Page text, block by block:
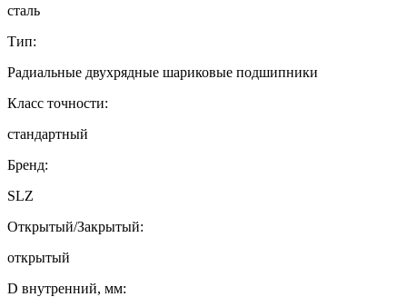
сталь
Тип:
Радиальные двухрядные шариковые подшипники
Класс точности:
стандартный
Бренд:
SLZ
Открытый/Закрытый:
открытый
D внутренний, мм: